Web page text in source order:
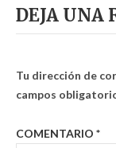
DEJA UNA
Tu dirección de
campos
COMENTARIO *